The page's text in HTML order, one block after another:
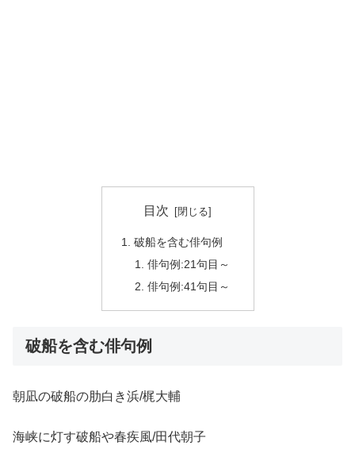
目次
破船を含む俳句例
俳句例:21句目～
俳句例:41句目～
破船を含む俳句例
朝凪の破船の肋白き浜/梶大輔
海峡に灯す破船や春疾風/田代朝子